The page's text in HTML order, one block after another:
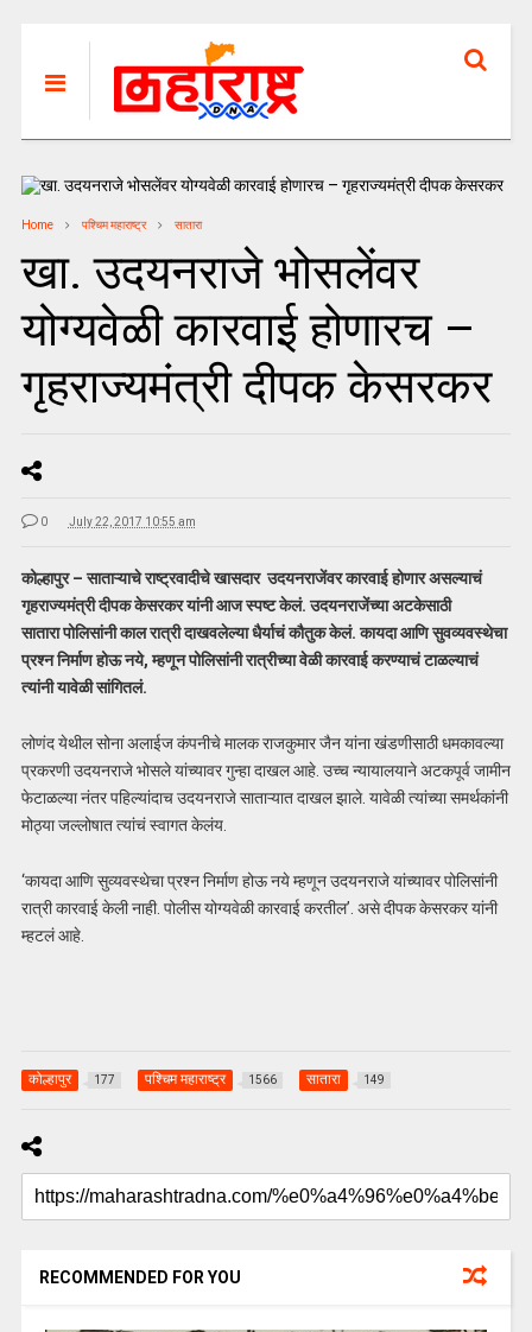
Home पश्चिम महाराष्ट्र सातारा
खा. उदयनराजे भोसलेंवर
योग्यवेळी कारवाई होणारच –
गृहराज्यमंत्री दीपक केसरकर
0 July 22, 2017 10:55 am
कोल्हापुर – साताऱ्याचे राष्ट्रवादीचे खासदार उदयनराजेंवर कारवाई होणार असल्याचं
गृहराज्यमंत्री दीपक केसरकर यांनी आज स्पष्ट केलं. उदयनराजेंच्या अटकेसाठी
सातारा पोलिसांनी काल रात्री दाखवलेल्या धैर्याचं कौतुक केलं. कायदा आणि सुवव्यवस्थेचा
प्रश्न निर्माण होऊ नये, म्हणून पोलिसांनी रात्रीच्या वेळी कारवाई करण्याचं टाळल्याचं
त्यांनी यावेळी सांगितलं.
लोणंद येथील सोना अलाईज कंपनीचे मालक राजकुमार जैन यांना खंडणीसाठी धमकावल्या
प्रकरणी उदयनराजे भोसले यांच्यावर गुन्हा दाखल आहे. उच्च न्यायालयाने अटकपूर्व जामीन
फेटाळल्या नंतर पहिल्यांदाच उदयनराजे साताऱ्यात दाखल झाले. यावेळी त्यांच्या समर्थकांनी
मोठ्या जल्लोषात त्यांचं स्वागत केलंय.
‘कायदा आणि सुव्यवस्थेचा प्रश्न निर्माण होऊ नये म्हणून उदयनराजे यांच्यावर पोलिसांनी
रात्री कारवाई केली नाही. पोलीस योग्यवेळी कारवाई करतील’. असे दीपक केसरकर यांनी
म्हटलं आहे.
कोल्हापुर 177 पश्चिम महाराष्ट्र 1566 सातारा 149
RECOMMENDED FOR YOU